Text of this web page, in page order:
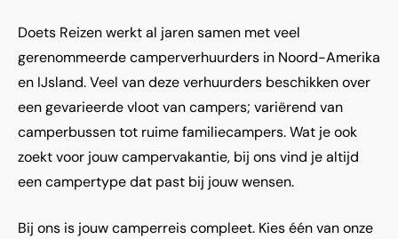
Doets Reizen werkt al jaren samen met veel
gerenommeerde camperverhuurders in Noord-Amerika
en IJsland. Veel van deze verhuurders beschikken over
een gevarieerde vloot van campers; variërend van
camperbussen tot ruime familiecampers. Wat je ook
zoekt voor jouw campervakantie, bij ons vind je altijd
een campertype dat past bij jouw wensen.
Bij ons is jouw camperreis compleet. Kies één van onze